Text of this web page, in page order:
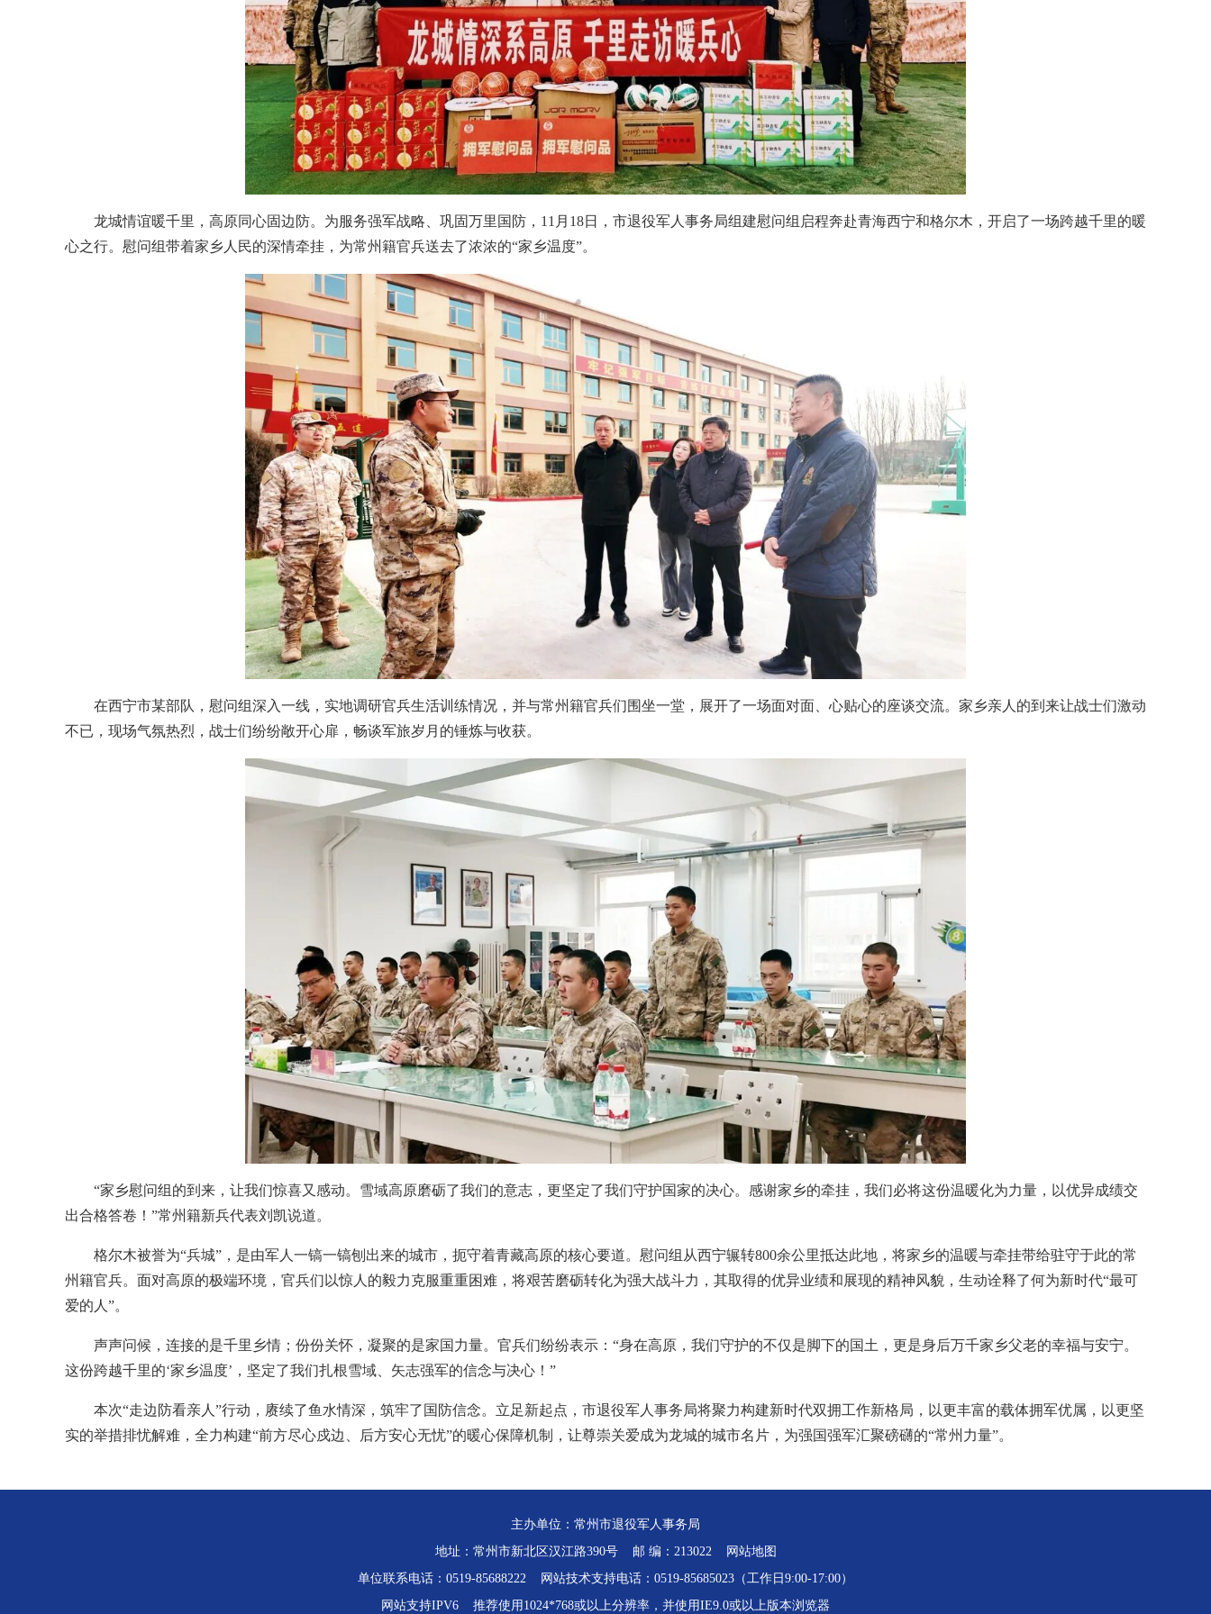
龙城情谊暖千里，高原同心固边防。为服务强军战略、巩固万里国防，11月18日，市退役军人事务局组建慰问组启程奔赴青海西宁和格尔木，开启了一场跨越千里的暖
心之行。慰问组带着家乡人民的深情牵挂，为常州籍官兵送去了浓浓的“家乡温度”。
在西宁市某部队，慰问组深入一线，实地调研官兵生活训练情况，并与常州籍官兵们围坐一堂，展开了一场面对面、心贴心的座谈交流。家乡亲人的到来让战士们激动
不已，现场气氛热烈，战士们纷纷敞开心扉，畅谈军旅岁月的锤炼与收获。
“家乡慰问组的到来，让我们惊喜又感动。雪域高原磨砺了我们的意志，更坚定了我们守护国家的决心。感谢家乡的牵挂，我们必将这份温暖化为力量，以优异成绩交
出合格答卷！”常州籍新兵代表刘凯说道。
格尔木被誉为“兵城”，是由军人一镐一镐刨出来的城市，扼守着青藏高原的核心要道。慰问组从西宁辗转800余公里抵达此地，将家乡的温暖与牵挂带给驻守于此的常
州籍官兵。面对高原的极端环境，官兵们以惊人的毅力克服重重困难，将艰苦磨砺转化为强大战斗力，其取得的优异业绩和展现的精神风貌，生动诠释了何为新时代“最可
爱的人”。
声声问候，连接的是千里乡情；份份关怀，凝聚的是家国力量。官兵们纷纷表示：“身在高原，我们守护的不仅是脚下的国土，更是身后万千家乡父老的幸福与安宁。
这份跨越千里的‘家乡温度’，坚定了我们扎根雪域、矢志强军的信念与决心！”
本次“走边防看亲人”行动，赓续了鱼水情深，筑牢了国防信念。立足新起点，市退役军人事务局将聚力构建新时代双拥工作新格局，以更丰富的载体拥军优属，以更坚
实的举措排忧解难，全力构建“前方尽心戍边、后方安心无忧”的暖心保障机制，让尊崇关爱成为龙城的城市名片，为强国强军汇聚磅礴的“常州力量”。
主办单位：常州市退役军人事务局
地址：常州市新北区汉江路390号 邮 编：213022
网站地图
单位联系电话：0519-85688222 网站技术支持电话：0519-85685023（工作日9:00-17:00）
网站支持IPV6 推荐使用1024*768或以上分辨率，并使用IE9.0或以上版本浏览器